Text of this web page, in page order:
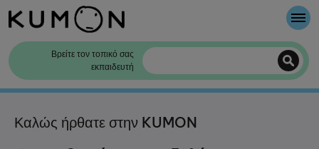
Βρείτε τον τοπικό σας
εκπαιδευτή
Καλώς ήρθατε στην KUMON
Καλώς Ήρθατε
Η μέθοδος της KUMON
Η ιστορία της KUMON